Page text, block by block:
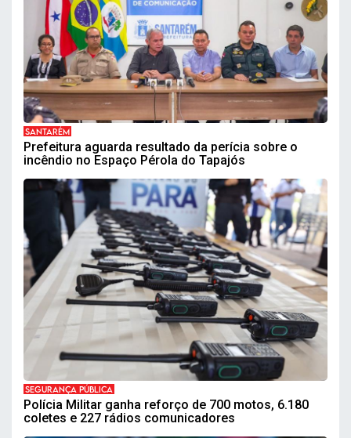
SANTARÉM
Prefeitura aguarda resultado da perícia sobre o
incêndio no Espaço Pérola do Tapajós
SEGURANÇA PÚBLICA
Polícia Militar ganha reforço de 700 motos, 6.180
coletes e 227 rádios comunicadores